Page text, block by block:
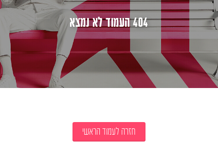
404 העמוד לא נמצא
חזרה לעמוד הראשי